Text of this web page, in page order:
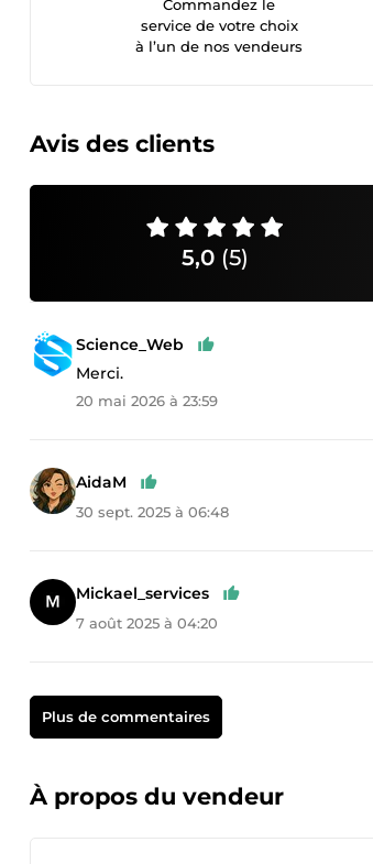
Commandez le
service de votre choix
à l’un de nos vendeurs
Avis des clients
5,0 (5)
Science_Web
Merci.
20 mai 2026 à 23:59
AidaM
30 sept. 2025 à 06:48
Mickael_services
7 août 2025 à 04:20
Plus de commentaires
À propos du vendeur